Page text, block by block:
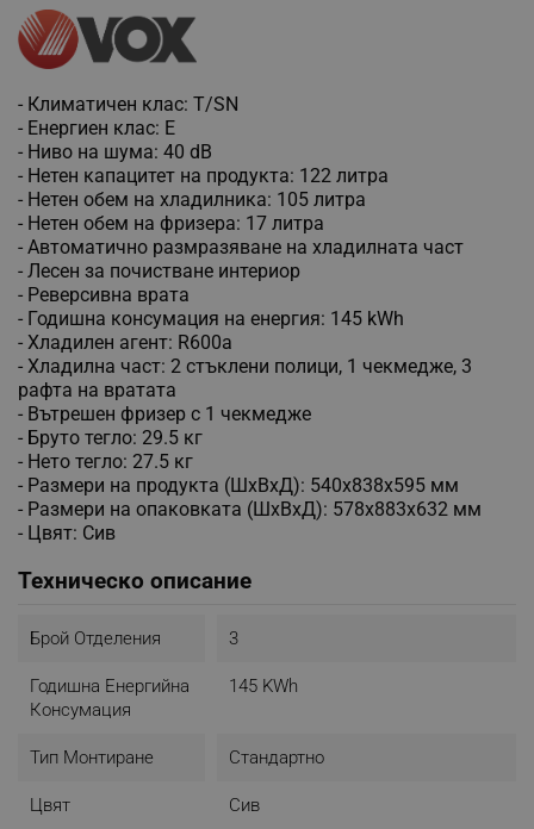
- Климатичен клас: T/SN
- Енергиен клас: E
- Ниво на шума: 40 dB
- Нетен капацитет на продукта: 122 литра
- Нетен обем на хладилника: 105 литра
- Нетен обем на фризера: 17 литра
- Автоматично размразяване на хладилната част
- Лесен за почистване интериор
- Реверсивна врата
- Годишна консумация на енергия: 145 kWh
- Хладилен агент: R600a
- Хладилна част: 2 стъклени полици, 1 чекмедже, 3
рафта на вратата
- Вътрешен фризер с 1 чекмедже
- Бруто тегло: 29.5 кг
- Нето тегло: 27.5 кг
- Размери на продукта (ШхВхД): 540x838x595 мм
- Размери на опаковката (ШхВхД): 578x883x632 мм
- Цвят: Сив
Техническо описание
Брой Отделения 3
Годишна Енергийна
Консумация
145 KWh
Тип Монтиране Стандартно
Цвят Cив